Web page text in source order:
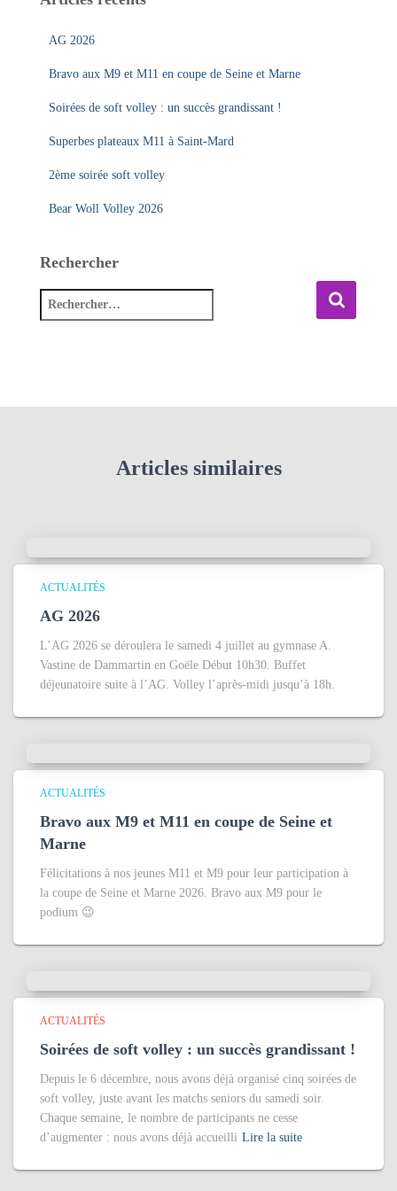
AG 2026
Bravo aux M9 et M11 en coupe de Seine et Marne
Soirées de soft volley : un succès grandissant !
Superbes plateaux M11 à Saint-Mard
2ème soirée soft volley
Bear Woll Volley 2026
Rechercher
e
Articles similaires
ACTUALITÉS
AG 2026
L’AG 2026 se déroulera le samedi 4 juillet au gymnase A.
Vastine de Dammartin en Goële Début 10h30. Buffet
déjeunatoire suite à l’AG. Volley l’après-midi jusqu’à 18h.
ACTUALITÉS
Bravo aux M9 et M11 en coupe de Seine et
Marne
Félicitations à nos jeunes M11 et M9 pour leur participation à
la coupe de Seine et Marne 2026. Bravo aux M9 pour le
podium 😉
ACTUALITÉS
Soirées de soft volley : un succès grandissant !
Depuis le 6 décembre, nous avons déjà organisé cinq soirées de
soft volley, juste avant les matchs seniors du samedi soir.
Chaque semaine, le nombre de participants ne cesse
d’augmenter : nous avons déjà accueilli Lire la suite